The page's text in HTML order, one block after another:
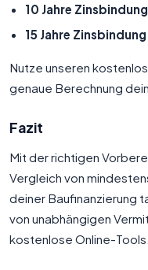
10 Jahre
15 Jahre
Nutze unseren
genaue Berechnung
Fazit
Mit der richtigen
Vergleich von
deiner Baufinanzierung
von unabhängigen
kostenlose Online-Tools.